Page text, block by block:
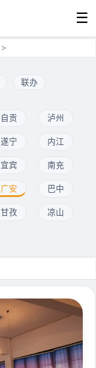
☰
>
联办
自贡 泸州
遂宁 内江
宜宾 南充
广安 巴中
甘孜 凉山